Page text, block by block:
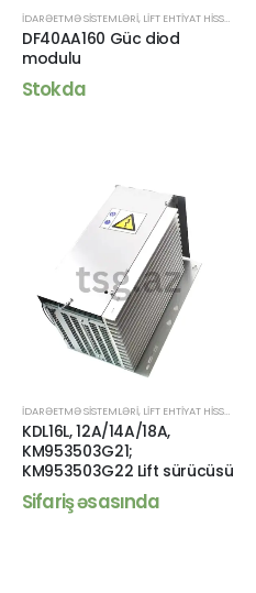
İDARƏETMƏ SISTEMLƏRI, LIFT EHTIYAT HISSƏLƏRI
DF40AA160 Güc diod
modulu
Stokda
İDARƏETMƏ SISTEMLƏRI, LIFT EHTIYAT HISSƏLƏRI
KDL16L, 12A/14A/18A,
KM953503G21;
KM953503G22 Lift sürücüsü
Sifariş əsasında